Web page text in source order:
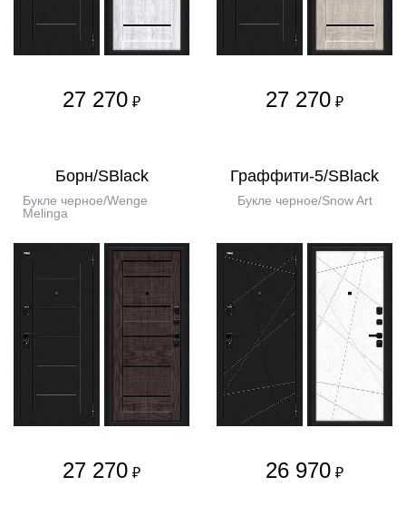
27 270 ₽ 27 270 ₽
Борн/SBlack
Букле черное/Wenge
Melinga
27 270 ₽
Граффити-5/SBlack
Букле черное/Snow Art
26 970 ₽